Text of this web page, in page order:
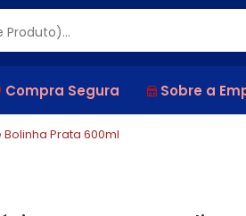
Compra Segura Sobre a
Prata 600ml